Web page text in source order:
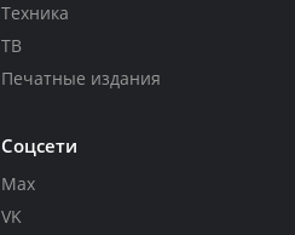
Техника
ТВ
Печатные издания
Соцсети
Max
VK